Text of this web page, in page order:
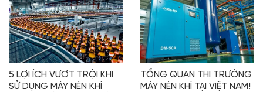
5 LỢI ÍCH VƯỢT TRỘI KHI
SỬ DỤNG MÁY NÉN KHÍ
TỔNG QUAN THỊ TRƯỜNG
MÁY NÉN KHÍ TẠI VIỆT NAM!